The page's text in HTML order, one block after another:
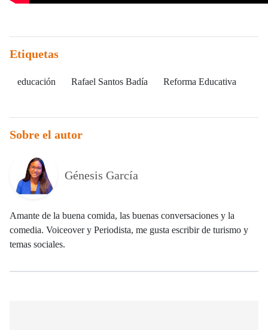
Etiquetas
educación Rafael Santos Badía Reforma Educativa
Sobre el autor
Génesis García
Amante de la buena comida, las buenas conversaciones y la
comedia. Voiceover y Periodista, me gusta escribir de turismo y
temas sociales.